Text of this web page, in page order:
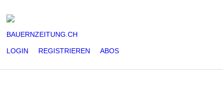
LOGIN REGISTRIEREN ABOS
BAUERNZEITUNG.CH